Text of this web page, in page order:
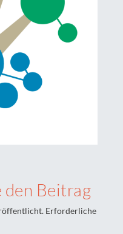
den Beitrag
Erforderliche